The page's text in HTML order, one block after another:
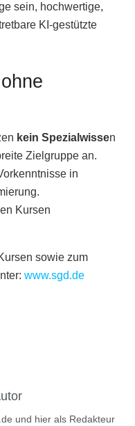
sein, hochwertige,
KI-gestützte
kein Spezialwissen
Zielgruppe an.
in
Kursen
sowie zum
www.sgd.de
und hier als Redakteur